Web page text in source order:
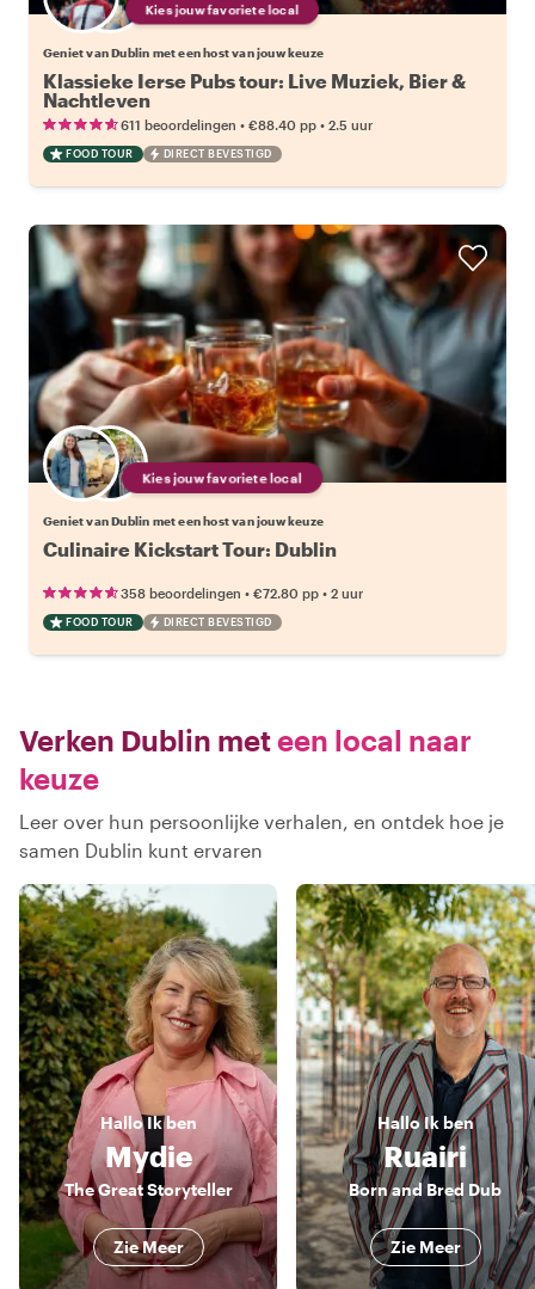
Kies jouw favoriete local
Geniet van Dublin met een host van jouw keuze
Klassieke Ierse Pubs tour: Live Muziek, Bier &
Nachtleven
611 beoordelingen • €88.40 pp • 2.5 uur
FOOD TOUR DIRECT BEVESTIGD
Kies jouw favoriete local
Geniet van Dublin met een host van jouw keuze
Culinaire Kickstart Tour: Dublin
358 beoordelingen • €72.80 pp • 2 uur
FOOD TOUR DIRECT BEVESTIGD
Verken Dublin meteen local naar
keuze
Leer over hun persoonlijke verhalen, en ontdek hoe je
samen Dublin kunt ervaren
HalloIk ben
Mydie
The Great Storyteller
Zie Meer
HalloIk ben
Ruairi
Born and Bred Dub
Zie Meer